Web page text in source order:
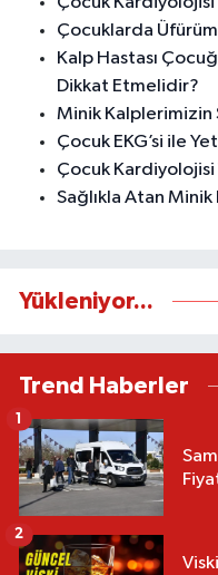
Çocuklarda
Kalp Hastası
Dikkat Etmelidir?
Minik Kalplerimizin
Çocuk EKG’si ile
Çocuk Kardiyolojisi
Sağlıkla Atan Minik
Yükleniyor...
Trend Haberler
1
2